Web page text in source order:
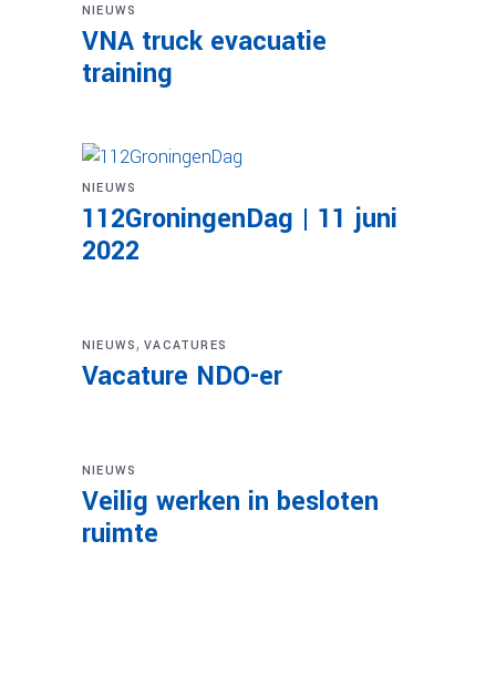
NIEUWS
VNA truck evacuatie
training
NIEUWS
112GroningenDag | 11 juni
2022
NIEUWS,VACATURES
Vacature NDO-er
NIEUWS
Veilig werken in besloten
ruimte